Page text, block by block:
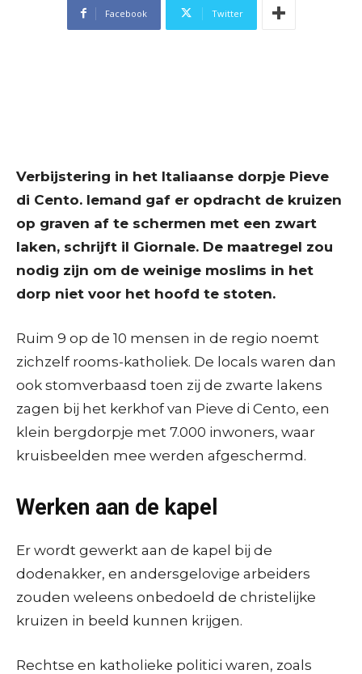
Facebook Twitter
Verbijstering in het Italiaanse dorpje Pieve
di Cento. Iemand gaf er opdracht de kruizen
op graven af te schermen met een zwart
laken, schrijft il Giornale. De maatregel zou
nodig zijn om de weinige moslims in het
dorp niet voor het hoofd te stoten.
Ruim 9 op de 10 mensen in de regio noemt
zichzelf rooms-katholiek. De locals waren dan
ook stomverbaasd toen zij de zwarte lakens
zagen bij het kerkhof van Pieve di Cento, een
klein bergdorpje met 7.000 inwoners, waar
kruisbeelden mee werden afgeschermd.
Werken aan de kapel
Er wordt gewerkt aan de kapel bij de
dodenakker, en andersgelovige arbeiders
zouden weleens onbedoeld de christelijke
kruizen in beeld kunnen krijgen.
Rechtse en katholieke politici waren, zoals